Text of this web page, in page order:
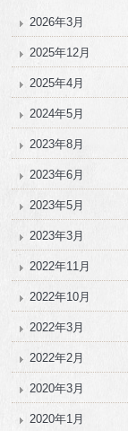
2026年3月
2025年12月
2025年4月
2024年5月
2023年8月
2023年6月
2023年5月
2023年3月
2022年11月
2022年10月
2022年3月
2022年2月
2020年3月
2020年1月